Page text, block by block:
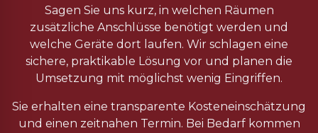
Sagen Sie uns kurz, in welchen Räumen
zusätzliche Anschlüsse benötigt werden und
welche Geräte dort laufen. Wir schlagen eine
sichere, praktikable Lösung vor und planen die
Umsetzung mit möglichst wenig Eingriffen.
Sie erhalten eine transparente Kosteneinschätzung
und einen zeitnahen Termin. Bei Bedarf kommen